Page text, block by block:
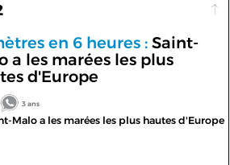
en 6 heures :Saint-
a les marées les plus
d'Europe
3 ans
Malo a les marées les plus hautes d'Europe